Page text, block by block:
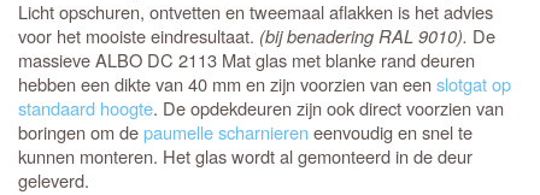
Licht opschuren, ontvetten en tweemaal aflakken is het advies
voor het mooiste eindresultaat. (bij benadering RAL 9010). De
massieve ALBO DC 2113 Mat glas met blanke rand deuren
hebben een dikte van 40 mm en zijn voorzien van eenslotgat op
standaard hoogte. De opdekdeuren zijn ook direct voorzien van
boringen om depaumelle scharnieren eenvoudig en snel te
kunnen monteren. Het glas wordt al gemonteerd in de deur
geleverd.